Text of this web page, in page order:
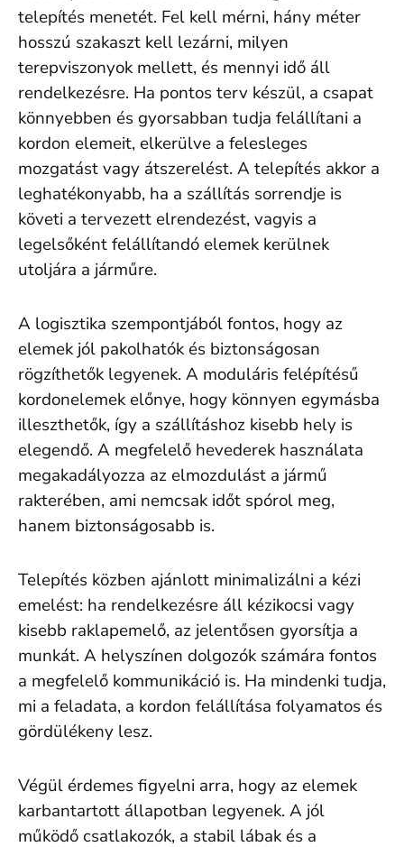
telepítés menetét. Fel kell mérni, hány méter
hosszú szakaszt kell lezárni, milyen
terepviszonyok mellett, és mennyi idő áll
rendelkezésre. Ha pontos terv készül, a csapat
könnyebben és gyorsabban tudja felállítani a
kordon elemeit, elkerülve a felesleges
mozgatást vagy átszerelést. A telepítés akkor a
leghatékonyabb, ha a szállítás sorrendje is
követi a tervezett elrendezést, vagyis a
legelsőként felállítandó elemek kerülnek
utoljára a járműre.
A logisztika szempontjából fontos, hogy az
elemek jól pakolhatók és biztonságosan
rögzíthetők legyenek. A moduláris felépítésű
kordonelemek előnye, hogy könnyen egymásba
illeszthetők, így a szállításhoz kisebb hely is
elegendő. A megfelelő hevederek használata
megakadályozza az elmozdulást a jármű
rakterében, ami nemcsak időt spórol meg,
hanem biztonságosabb is.
Telepítés közben ajánlott minimalizálni a kézi
emelést: ha rendelkezésre áll kézikocsi vagy
kisebb raklapemelő, az jelentősen gyorsítja a
munkát. A helyszínen dolgozók számára fontos
a megfelelő kommunikáció is. Ha mindenki tudja,
mi a feladata, a kordon felállítása folyamatos és
gördülékeny lesz.
Végül érdemes figyelni arra, hogy az elemek
karbantartott állapotban legyenek. A jól
működő csatlakozók, a stabil lábak és a